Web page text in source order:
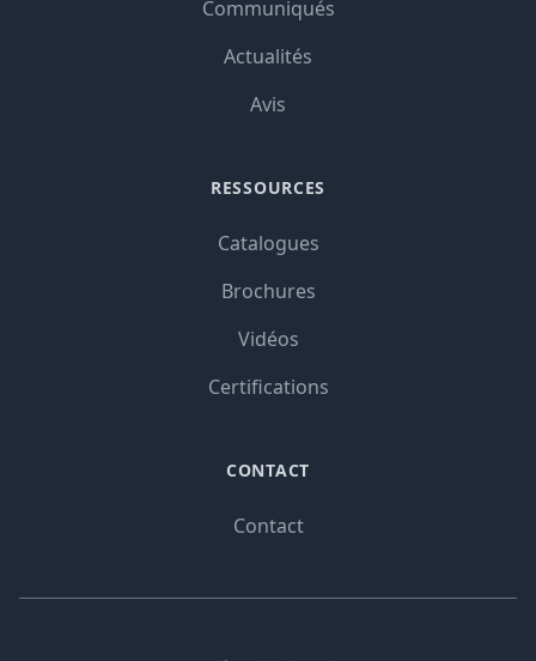
Communiqués
Actualités
Avis
RESSOURCES
Catalogues
Brochures
Vidéos
Certifications
CONTACT
Contact